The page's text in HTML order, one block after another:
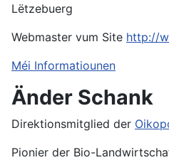
Lëtzebuerg
Webmaster vum Site http://
Méi Informatiounen
Änder Schank
Direktionsmitglied der
Pionier der Bio-